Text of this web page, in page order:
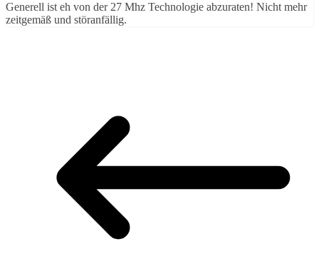
Generell ist eh von der 27 Mhz Technologie abzuraten! Nicht mehr
zeitgemäß und störanfällig.